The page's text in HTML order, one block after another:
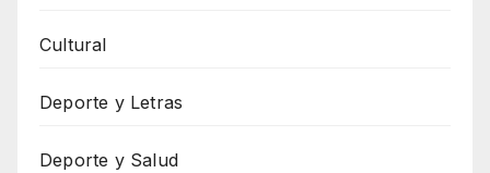
Cultural
Deporte y Letras
Deporte y Salud